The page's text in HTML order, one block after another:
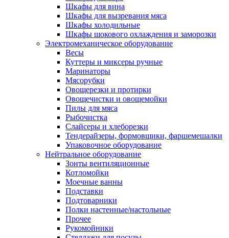
Шкафы для вина
Шкафы для вызревания мяса
Шкафы холодильные
Шкафы шокового охлаждения и заморозки
Электромеханическое оборудование
Весы
Куттеры и миксеры ручные
Маринаторы
Мясорубки
Овощерезки и протирки
Овощечистки и овощемойки
Пилы для мяса
Рыбочистка
Слайсеры и хлеборезки
Тендерайзеры, формовщики, фаршемешалки
Упаковочное оборудование
Нейтральное оборудование
Зонты вентиляционные
Котломойки
Моечные ванны
Подставки
Подтоварники
Полки настенные/настольные
Прочее
Рукомойники